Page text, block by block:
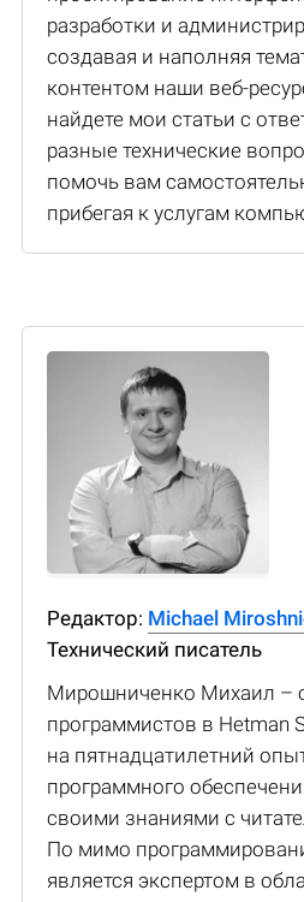
разработки и
создавая и наполняя
контентом наши веб-
найдете мои статьи с
разные технические
помочь вам
прибегая к услугам
Редактор: Michael
Технический писатель
Мирошниченко Михаил –
программистов в Hetman
на пятнадцатилетний
программного
своими знаниями с
По мимо
является экспертом в